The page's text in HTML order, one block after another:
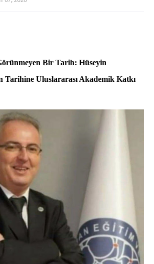
Bir Tarih: Hüseyin
Tarihine Uluslararası Akademik Katkı